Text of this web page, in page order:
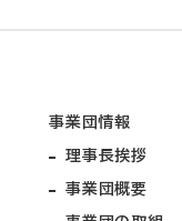
事業団情報
理事長挨拶
事業団概要